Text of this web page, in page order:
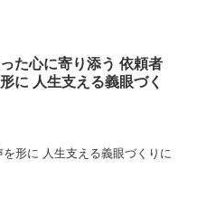
た心に寄り添う 依頼者
に 人生支える義眼づく
形に 人生支える義眼づくりに